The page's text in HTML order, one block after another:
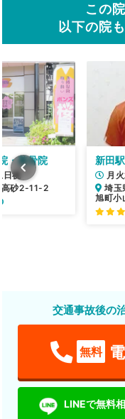
この
以下の院
新田
月
埼
旭町小
・整骨院
祝
高砂2-11-2
交通事故後の
無料
LINEで無料